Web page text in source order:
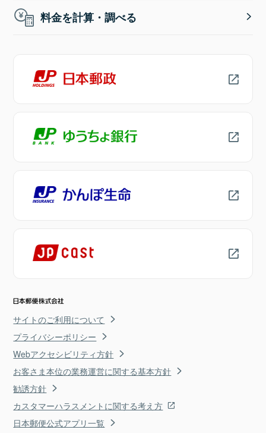
料金を計算・調べる
サイトのご利用について
プライバシーポリシー
Webアクセシビリティ方針
お客さま本位の業務運営に関する基本方針
勧誘方針
カスタマーハラスメントに関する考え方
日本郵便公式アプリ一覧